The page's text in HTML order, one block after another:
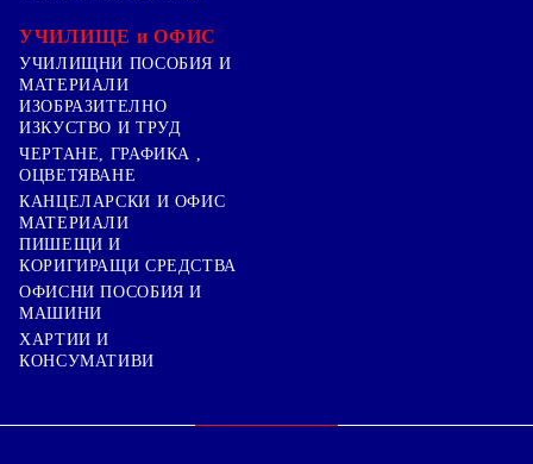
УЧИЛИЩЕ и ОФИС
УЧИЛИЩНИ ПОСОБИЯ И
МАТЕРИАЛИ
ИЗОБРАЗИТЕЛНО
ИЗКУСТВО И ТРУД
ЧЕРТАНЕ, ГРАФИКА ,
ОЦВЕТЯВАНЕ
КАНЦЕЛАРСКИ И ОФИС
МАТЕРИАЛИ
ПИШЕЩИ И
КОРИГИРАЩИ СРЕДСТВА
ОФИСНИ ПОСОБИЯ И
МАШИНИ
ХАРТИИ И
КОНСУМАТИВИ